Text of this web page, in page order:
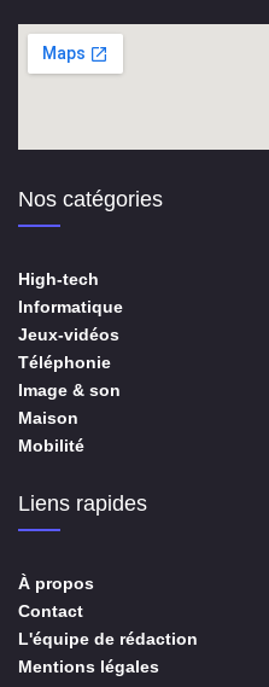
Nos catégories
High-tech
Informatique
Jeux-vidéos
Téléphonie
Image & son
Maison
Mobilité
Liens rapides
À propos
Contact
L'équipe de rédaction
Mentions légales